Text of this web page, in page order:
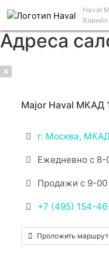
Haval
Адреса
Major Haval МКАД
г. Москва,
Ежедневно с 8-
Продажи с 9-00
+7 (495) 154-
Проложить маршрут